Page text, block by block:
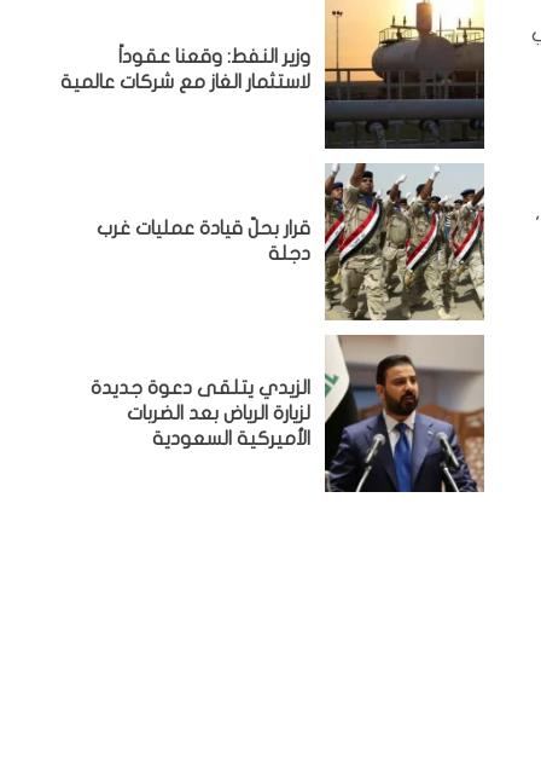
في
وزير النفط: وقعنا عقوداً
لاستثمار الغاز مع شركات عالمية
قرار بحلّ قيادة عمليات غرب
دجلة
الزيدي يتلقى دعوة جديدة
لزيارة الرياض بعد الضربات
الأميركية السعودية